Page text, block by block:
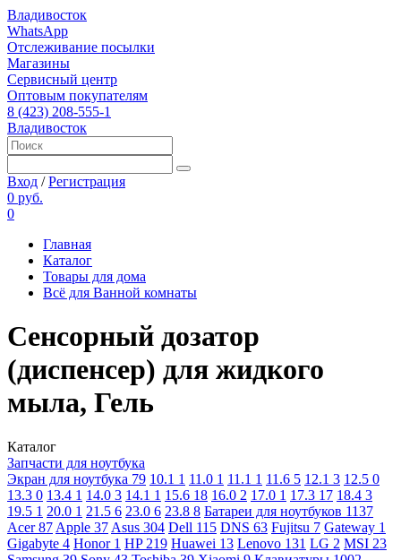
Владивосток
WhatsApp
Отслеживание посылки
Магазины
Сервисный центр
Оптовым покупателям
8 (423) 208-555-1
Владивосток
Вход /Регистрация
0 руб.
0
Главная
Каталог
Товары для дома
Всё для Ванной комнаты
Сенсорный дозатор
(диспенсер) для жидкого
мыла, Гель
Каталог
Запчасти для ноутбука
Экран для ноутбука 79 10.1 1 11.0 1 11.1 1 11.6 5 12.1 3 12.5 0
13.3 0 13.4 1 14.0 3 14.1 1 15.6 18 16.0 2 17.0 1 17.3 17 18.4 3
19.5 1 20.0 1 21.5 6 23.0 6 23.8 8 Батареи для ноутбуков 1137
Acer87 Apple 37 Asus 304 Dell 115 DNS 63 Fujitsu 7 Gateway 1
Gigabyte 4 Honor 1 HP 219 Huawei 13 Lenovo 131 LG 2 MSI 23